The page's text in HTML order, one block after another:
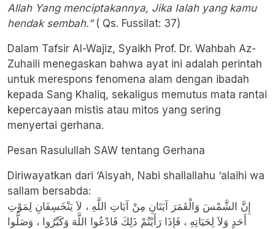
Allah Yang menciptakannya, Jika Ialah yang kamu
hendak sembah.”( Qs. Fussilat: 37)
​Dalam Tafsir Al-Wajiz, Syaikh Prof. Dr. Wahbah Az-
Zuhaili menegaskan bahwa ayat ini adalah perintah
untuk merespons fenomena alam dengan ibadah
kepada Sang Khaliq, sekaligus memutus mata rantai
kepercayaan mistis atau mitos yang sering
menyertai gerhana.
​Pesan Rasulullah SAW tentang Gerhana
​Diriwayatkan dari ‘Aisyah, Nabi shallallahu ‘alaihi wa
sallam bersabda:
إِنَّ الشَّمْسَ وَالْقَمَرَ آيَتَانِ مِنْ آيَاتِ اللَّهِ ، لاَ يَنْخَسِفَانِ لِمَوْتِ
أَحَدٍ وَلاَ لِحَيَاتِهِ ، فَإِذَا رَأَيْتُمْ ذَلِكَ فَادْعُوا اللَّهَ وَكَبِّرُوا ، وَصَلُّوا